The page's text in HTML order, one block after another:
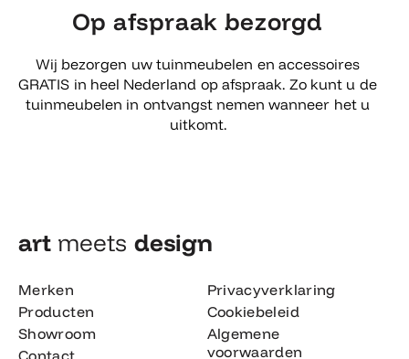
Op afspraak bezorgd
Wij bezorgen uw tuinmeubelen en accessoires
GRATIS in heel Nederland op afspraak. Zo kunt u de
tuinmeubelen in ontvangst nemen wanneer het u
uitkomt.
art meets design​
Merken
Producten
Showroom
Contact
Privacyverklaring
Cookiebeleid
Algemene
voorwaarden